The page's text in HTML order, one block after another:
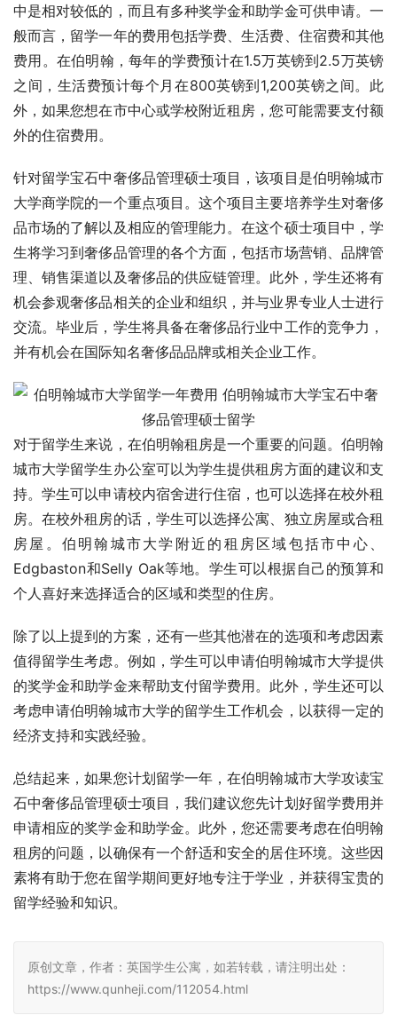
中是相对较低的，而且有多种奖学金和助学金可供申请。一
般而言，留学一年的费用包括学费、生活费、住宿费和其他
费用。在伯明翰，每年的学费预计在1.5万英镑到2.5万英镑
之间，生活费预计每个月在800英镑到1,200英镑之间。此
外，如果您想在市中心或学校附近租房，您可能需要支付额
外的住宿费用。
针对留学宝石中奢侈品管理硕士项目，该项目是伯明翰城市
大学商学院的一个重点项目。这个项目主要培养学生对奢侈
品市场的了解以及相应的管理能力。在这个硕士项目中，学
生将学习到奢侈品管理的各个方面，包括市场营销、品牌管
理、销售渠道以及奢侈品的供应链管理。此外，学生还将有
机会参观奢侈品相关的企业和组织，并与业界专业人士进行
交流。毕业后，学生将具备在奢侈品行业中工作的竞争力，
并有机会在国际知名奢侈品品牌或相关企业工作。
对于留学生来说，在伯明翰租房是一个重要的问题。伯明翰
城市大学留学生办公室可以为学生提供租房方面的建议和支
持。学生可以申请校内宿舍进行住宿，也可以选择在校外租
房。在校外租房的话，学生可以选择公寓、独立房屋或合租
房屋。伯明翰城市大学附近的租房区域包括市中心、
Edgbaston和Selly Oak等地。学生可以根据自己的预算和
个人喜好来选择适合的区域和类型的住房。
除了以上提到的方案，还有一些其他潜在的选项和考虑因素
值得留学生考虑。例如，学生可以申请伯明翰城市大学提供
的奖学金和助学金来帮助支付留学费用。此外，学生还可以
考虑申请伯明翰城市大学的留学生工作机会，以获得一定的
经济支持和实践经验。
总结起来，如果您计划留学一年，在伯明翰城市大学攻读宝
石中奢侈品管理硕士项目，我们建议您先计划好留学费用并
申请相应的奖学金和助学金。此外，您还需要考虑在伯明翰
租房的问题，以确保有一个舒适和安全的居住环境。这些因
素将有助于您在留学期间更好地专注于学业，并获得宝贵的
留学经验和知识。
原创文章，作者：英国学生公寓，如若转载，请注明出处：
https://www.qunheji.com/112054.html